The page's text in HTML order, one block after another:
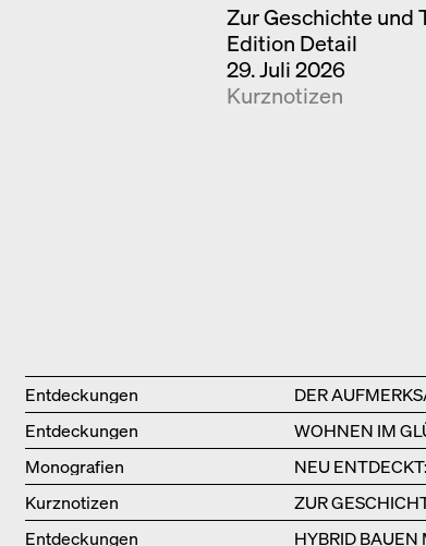
Zur Geschichte und
Edition Detail
29. Juli 2026
Kurznotizen
Entdeckungen DER
Entdeckungen
WOHNEN IM
Monografien
NEU
Kurznotizen
ZUR
Entdeckungen
HYBRID BAUEN